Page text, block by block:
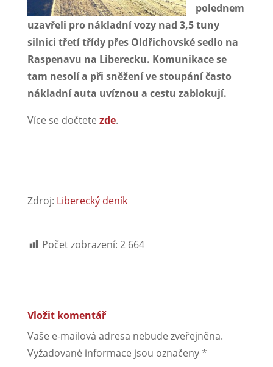
polednem
uzavřeli pro nákladní vozy nad 3,5 tuny
silnici třetí třídy přes Oldřichovské sedlo na
Raspenavu na Liberecku. Komunikace se
tam nesolí a při sněžení ve stoupání často
nákladní auta uvíznou a cestu zablokují.
Více se dočtete zde.
Zdroj: Liberecký deník
Počet zobrazení: 2 664
Vložit komentář
Vaše e-mailová adresa nebude zveřejněna.
Vyžadované informace jsou označeny*